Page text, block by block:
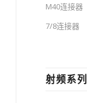
M40连接器
7/8连接器
射频系列